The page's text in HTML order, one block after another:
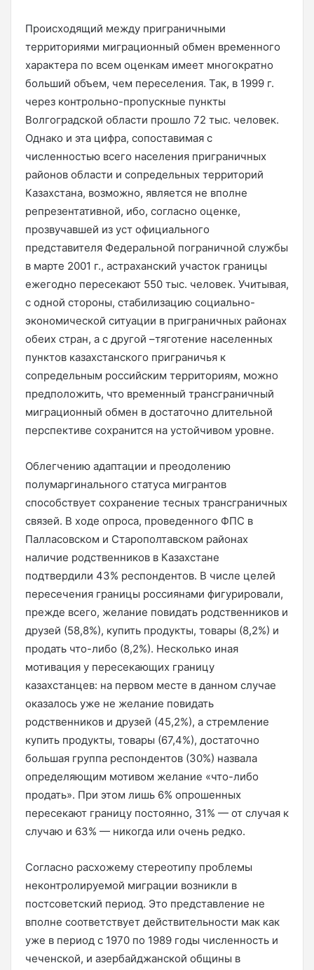
Происходящий между приграничными
территориями миграционный обмен временного
характера по всем оценкам имеет многократно
больший объем, чем переселения. Так, в 1999 г.
через контрольно-пропускные пункты
Волгоградской области прошло 72 тыс. человек.
Однако и эта цифра, сопоставимая с
численностью всего населения приграничных
районов области и сопредельных территорий
Казахстана, возможно, является не вполне
репрезентативной, ибо, согласно оценке,
прозвучавшей из уст официального
представителя Федеральной пограничной службы
в марте 2001 г., астраханский участок границы
ежегодно пересекают 550 тыс. человек. Учитывая,
с одной стороны, стабилизацию социально-
экономической ситуации в приграничных районах
обеих стран, а с другой –тяготение населенных
пунктов казахстанского приграничья к
сопредельным российским территориям, можно
предположить, что временный трансграничный
миграционный обмен в достаточно длительной
перспективе сохранится на устойчивом уровне.
Облегчению адаптации и преодолению
полумаргинального статуса мигрантов
способствует сохранение тесных трансграничных
связей. В ходе опроса, проведенного ФПС в
Палласовском и Старополтавском районах
наличие родственников в Казахстане
подтвердили 43% респондентов. В числе целей
пересечения границы россиянами фигурировали,
прежде всего, желание повидать родственников и
друзей (58,8%), купить продукты, товары (8,2%) и
продать что-либо (8,2%). Несколько иная
мотивация у пересекающих границу
казахстанцев: на первом месте в данном случае
оказалось уже не желание повидать
родственников и друзей (45,2%), а стремление
купить продукты, товары (67,4%), достаточно
большая группа респондентов (30%) назвала
определяющим мотивом желание «что-либо
продать». При этом лишь 6% опрошенных
пересекают границу постоянно, 31% — от случая к
случаю и 63% — никогда или очень редко.
Согласно расхожему стереотипу проблемы
неконтролируемой миграции возникли в
постсоветский период. Это представление не
вполне соответствует действительности мак как
уже в период с 1970 по 1989 годы численность и
чеченской, и азербайджанской общины в